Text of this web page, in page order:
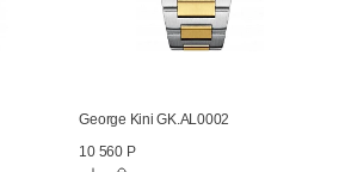
George Kini GK.AL0002
10 560 Р